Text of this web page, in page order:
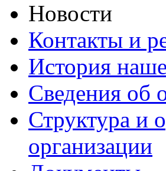
Новости
Контакты и
История
Сведения об
Структура и
организации